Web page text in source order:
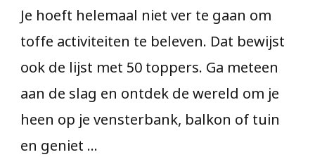
Je hoeft helemaal niet ver te gaan om
toffe activiteiten te beleven. Dat bewijst
ook de lijst met 50 toppers. Ga meteen
aan de slag en ontdek de wereld om je
heen op je vensterbank, balkon of tuin
en geniet …